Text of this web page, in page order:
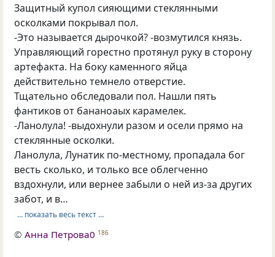
Защитный купол сияющими стеклянными
осколками покрывал пол.
-Это называется дырочкой? -возмутился князь.
Управляющий горестно протянул руку в сторону
артефакта. На боку каменного яйца
действительно темнело отверстие.
Тщательно обследовали пол. Нашли пять
фантиков от бананоаых карамелек.
-Ланолула! -выдохнули разом и осели прямо на
стеклянные осколки.
Ланолула, Лунатик по-местному, пропадала бог
весть сколько, и только все облегченно
вздохнули, или вернее забыли о ней из-за других
забот, и в…
… показать весь текст …
©Анна Петрова0 186